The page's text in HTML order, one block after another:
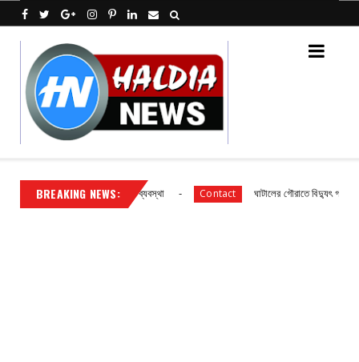
BREAKING NEWS:
ছাত্র ছাত্রীদের আহারে ব্যবস্থা Contact ঘাটালের গৌরাতে বিদ্যুৎ গ্রাহকদের